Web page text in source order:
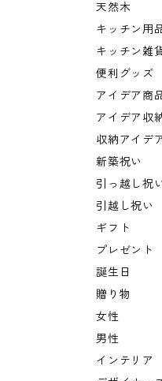
天然木
キッチン用
キッチン雑
便利グッズ
アイデア商
アイデア収
収納アイデ
新築祝い
引っ越し祝
引越し祝い
ギフト
プレゼント
誕生日
贈り物
女性
男性
インテリア